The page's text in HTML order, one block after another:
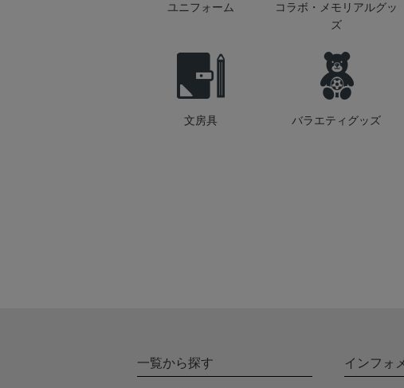
ユニフォーム
コラボ・メモリアルグッ
ズ
文房具 バラエティグッズ
一覧から探す インフォ